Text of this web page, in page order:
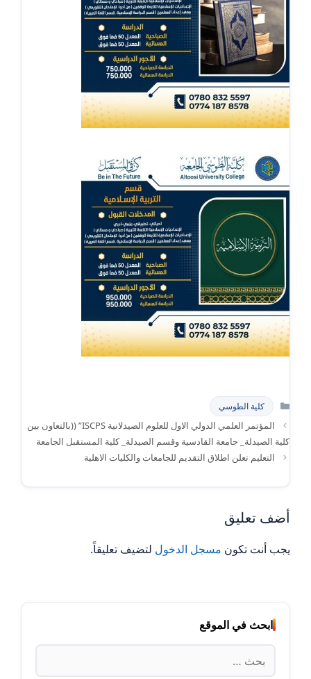
التصنيفات
كلية الطوسي
المؤتمر العلمي الدولي الاول للعلوم الصيدلانية ISCPS” ((بالتعاون بين
كلية الصيدلة_ جامعة القادسية وقسم الصيدلة_ كلية المستقبل الجامعة
التعليم تعلن اطلاق التقديم للجامعات والكليات الاهلية
أضف تعليق
يجب أنت تكون مسجل الدخول لتضيف تعليقاً.
ابحث في الموقع
البحث
عن: